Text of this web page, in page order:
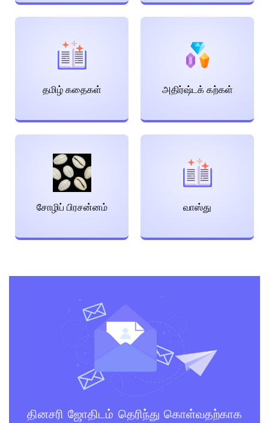
தமிழ் கதைகள் அதிர்ஷ்டக் கற்கள்
சோழிப் பிரசன்னம் வாஸ்து
தினசரி ஜோதிடம் தெரிந்து கொள்வதற்காக